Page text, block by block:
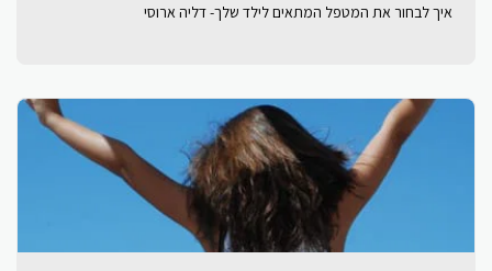
איך לבחור את המטפל המתאים לילד שלך- דליה ארוסי